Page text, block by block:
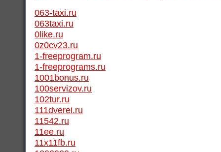
063-taxi.ru
063taxi.ru
0like.ru
0z0cv23.ru
1-freeprogram.ru
1-freeprograms.ru
1001bonus.ru
100servizov.ru
102tur.ru
111dverei.ru
11542.ru
11ee.ru
11x11fb.ru